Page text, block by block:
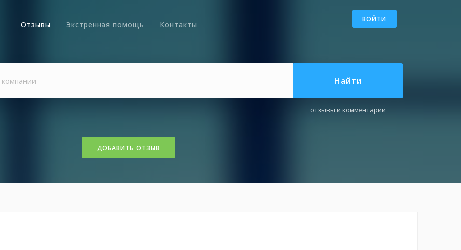
ВОЙТИ
Отзывы Экстренная помощь Контакты
Найти
отзывы и комментарии
ДОБАВИТЬ ОТЗЫВ